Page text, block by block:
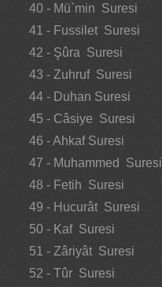
40 - Mü`min Suresi
41 - Fussilet Suresi
42 - Şûra Suresi
43 - Zuhruf Suresi
44 - Duhan Suresi
45 - Câsiye Suresi
46 - Ahkaf Suresi
47 - Muhammed Suresi
48 - Fetih Suresi
49 - Hucurât Suresi
50 - Kaf Suresi
51 - Zâriyât Suresi
52 - Tûr Suresi